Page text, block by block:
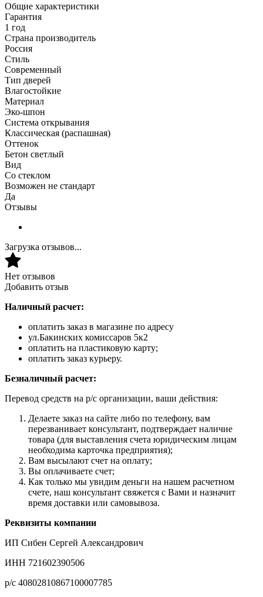
Общие характеристики
Гарантия
1 год
Страна производитель
Россия
Стиль
Современный
Тип дверей
Влагостойкие
Материал
Эко-шпон
Система открывания
Классическая (распашная)
Оттенок
Бетон светлый
Вид
Со стеклом
Возможен не стандарт
Да
Отзывы
Загрузка отзывов...
Нет отзывов
Добавить отзыв
Наличный расчет:
оплатить заказ в магазине по адресу
ул.Бакинских комиссаров 5к2
оплатить на пластиковую карту;
оплатить заказ курьеру.
Безналичный расчет:
Перевод средств на р/с организации, ваши действия:
Делаете заказ на сайте либо по телефону, вам
перезванивает консультант, подтверждает наличие
товара (для выставления счета юридическим лицам
необходима карточка предприятия);
Вам высылают счет на оплату;
Вы оплачиваете счет;
Как только мы увидим деньги на нашем расчетном
счете, наш консультант свяжется с Вами и назначит
время доставки или самовывоза.
Реквизиты компании
ИП Сибен Сергей Александрович
ИНН 721602390506
р/с 40802810867100007785